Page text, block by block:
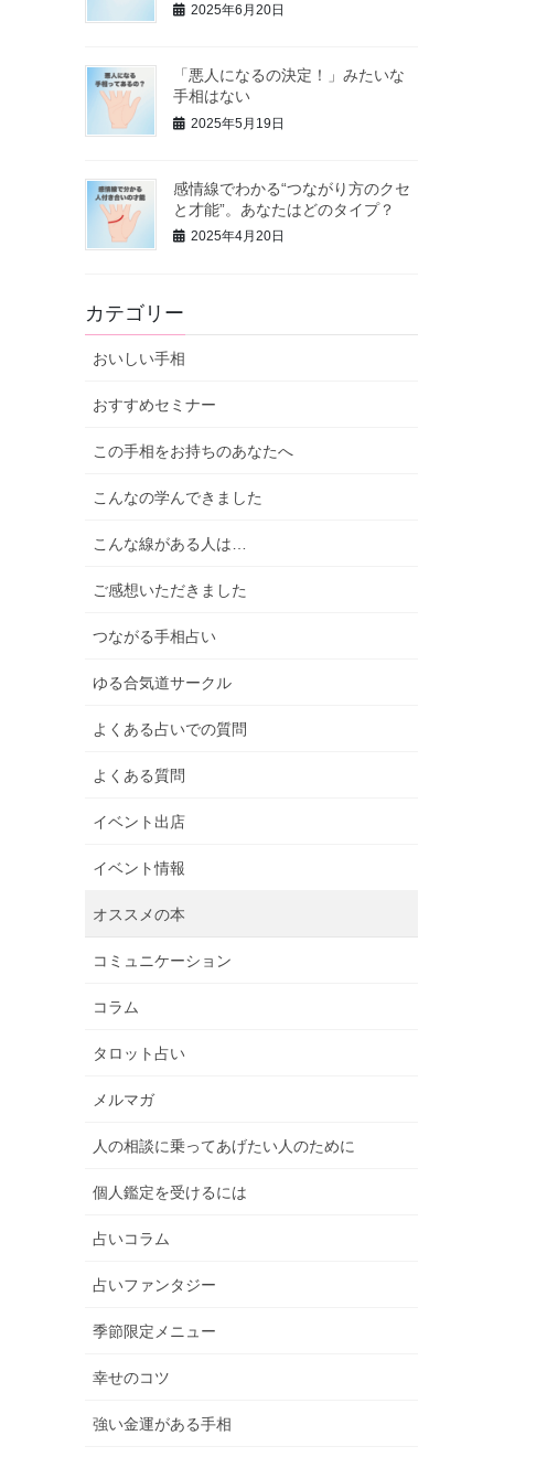
2025年6月20日
「悪人になるの決定！」みたいな
手相はない
2025年5月19日
感情線でわかる“つながり方のクセ
と才能”。あなたはどのタイプ？
2025年4月20日
カテゴリー
おいしい手相
おすすめセミナー
この手相をお持ちのあなたへ
こんなの学んできました
こんな線がある人は…
ご感想いただきました
つながる手相占い
ゆる合気道サークル
よくある占いでの質問
よくある質問
イベント出店
イベント情報
オススメの本
コミュニケーション
コラム
タロット占い
メルマガ
人の相談に乗ってあげたい人のために
個人鑑定を受けるには
占いコラム
占いファンタジー
季節限定メニュー
幸せのコツ
強い金運がある手相